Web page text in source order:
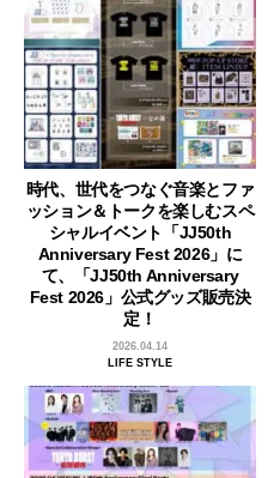
時代、世代をつなぐ音楽とファ
ッション＆トークを楽しむスペ
シャルイベント「JJ50th
Anniversary Fest 2026」に
て、「JJ50th Anniversary
Fest 2026」公式グッズ販売決
定！
2026.04.14
LIFE STYLE